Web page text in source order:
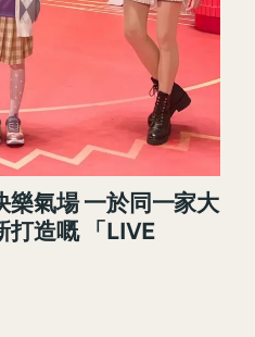
樂氣場 一於同一家大
打造嘅 「LIVE